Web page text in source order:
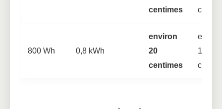
centimes
800 Wh 0,8 kWh
environ
20
centimes
16